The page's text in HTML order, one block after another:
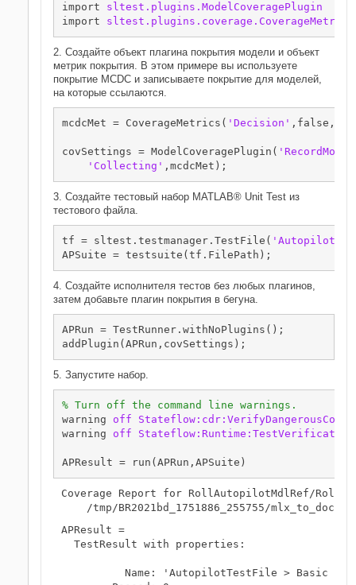
import sltest.plugins.ModelCoveragePlugin
import sltest.plugins.coverage.CoverageMetrics
2. Создайте объект плагина покрытия модели и объект
метрик покрытия. В этом примере вы используете
покрытие MCDC и записываете покрытие для моделей,
на которые ссылаются.
mcdcMet = CoverageMetrics( 'Decision' ,false,
covSettings = ModelCoveragePlugin(
'Collecting' ,mcdcMet);
3. Создайте тестовый набор MATLAB® Unit Test из
тестового файла.
tf = sltest.testmanager.TestFile(
APSuite = testsuite(tf.FilePath);
4. Создайте исполнителя тестов без любых плагинов,
затем добавьте плагин покрытия в бегуна.
APRun = TestRunner.withNoPlugins();
addPlugin(APRun,covSettings);
5. Запустите набор.
% Turn off the command line warnings.
warning off
warning off
APResult = run(APRun,APSuite)
Coverage Report for RollAutopilotMdlRef/Roll
APResult =
  TestResult with properties:
Name: 'AutopilotTestFile > Basic